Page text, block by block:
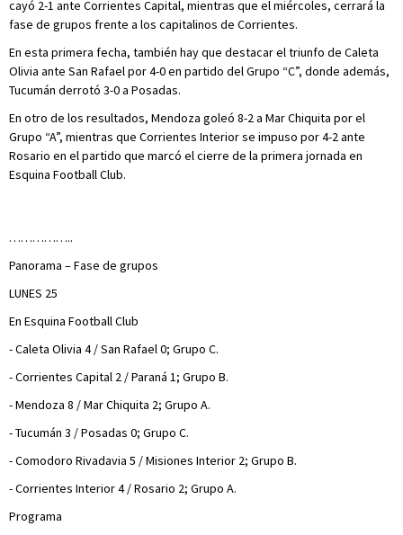
cayó 2-1 ante Corrientes Capital, mientras que el miércoles, cerrará la
fase de grupos frente a los capitalinos de Corrientes.
En esta primera fecha, también hay que destacar el triunfo de Caleta
Olivia ante San Rafael por 4-0 en partido del Grupo “C”, donde además,
Tucumán derrotó 3-0 a Posadas.
En otro de los resultados, Mendoza goleó 8-2 a Mar Chiquita por el
Grupo “A”, mientras que Corrientes Interior se impuso por 4-2 ante
Rosario en el partido que marcó el cierre de la primera jornada en
Esquina Football Club.
……………..
Panorama – Fase de grupos
LUNES 25
En Esquina Football Club
- Caleta Olivia 4 / San Rafael 0; Grupo C.
- Corrientes Capital 2 / Paraná 1; Grupo B.
- Mendoza 8 / Mar Chiquita 2; Grupo A.
- Tucumán 3 / Posadas 0; Grupo C.
- Comodoro Rivadavia 5 / Misiones Interior 2; Grupo B.
- Corrientes Interior 4 / Rosario 2; Grupo A.
Programa